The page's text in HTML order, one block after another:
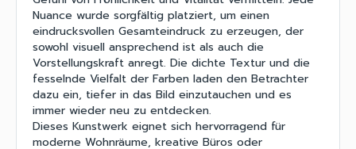
Nuance wurde sorgfältig platziert, um einen
eindrucksvollen Gesamteindruck zu erzeugen, der
sowohl visuell ansprechend ist als auch die
Vorstellungskraft anregt. Die dichte Textur und die
fesselnde Vielfalt der Farben laden den Betrachter
dazu ein, tiefer in das Bild einzutauchen und es
immer wieder neu zu entdecken.
Dieses Kunstwerk eignet sich hervorragend für
moderne Wohnräume, kreative Büros oder